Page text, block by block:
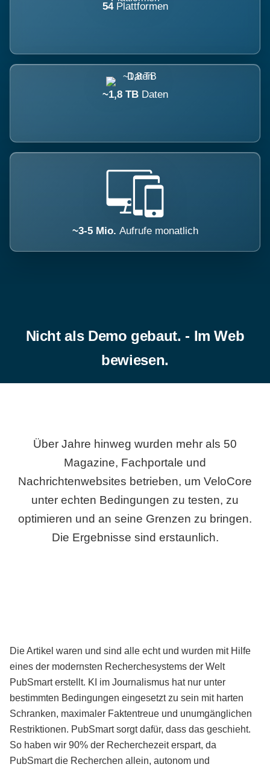
54 Plattformen
~1,8 TB Daten
~3-5 Mio. Aufrufe monatlich
Nicht als Demo gebaut. - Im Web
bewiesen.
Über Jahre hinweg wurden mehr als 50
Magazine, Fachportale und
Nachrichtenwebsites betrieben, um VeloCore
unter echten Bedingungen zu testen, zu
optimieren und an seine Grenzen zu bringen.
Die Ergebnisse sind erstaunlich.
Die Artikel waren und sind alle echt und wurden mit Hilfe
eines der modernsten Recherchesystems der Welt
PubSmart erstellt. KI im Journalismus hat nur unter
bestimmten Bedingungen eingesetzt zu sein mit harten
Schranken, maximaler Faktentreue und unumgänglichen
Restriktionen. PubSmart sorgt dafür, dass das geschieht.
So haben wir 90% der Recherchezeit erspart, da
PubSmart die Recherchen allein, autonom und